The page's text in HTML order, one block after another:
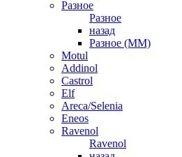
Разное
Разное
назад
Разное (ММ)
Motul
Addinol
Castrol
Elf
Areca/Selenia
Eneos
Ravenol
Ravenol